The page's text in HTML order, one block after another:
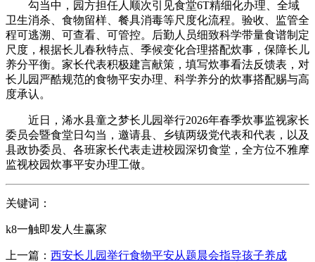
勾当中，园方担任人顺次引见食堂6T精细化办理、全域
卫生消杀、食物留样、餐具消毒等尺度化流程。验收、监管全
程可逃溯、可查看、可管控。后勤人员细致科学带量食谱制定
尺度，根据长儿春秋特点、季候变化合理搭配炊事，保障长儿
养分平衡。家长代表积极建言献策，填写炊事看法反馈表，对
长儿园严酷规范的食物平安办理、科学养分的炊事搭配赐与高
度承认。
近日，浠水县童之梦长儿园举行2026年春季炊事监视家长
委员会暨食堂日勾当，邀请县、乡镇两级党代表和代表，以及
县政协委员、各班家长代表走进校园深切食堂，全方位不雅摩
监视校园炊事平安办理工做。
关键词：
k8一触即发人生赢家
上一篇： 西安长儿园举行食物平安从题晨会指导孩子养成